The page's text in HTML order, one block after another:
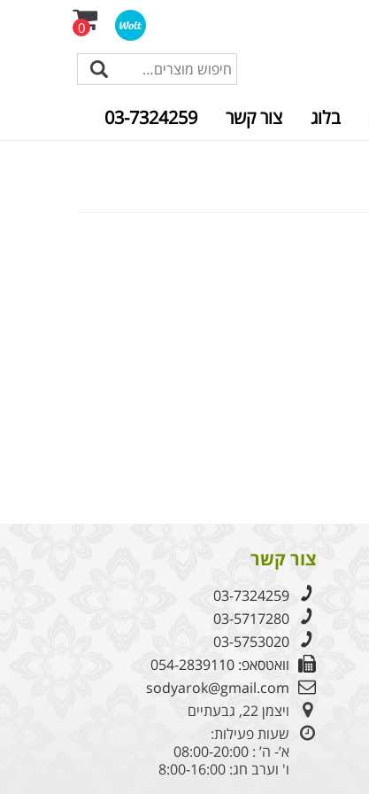
0
בלוג צור קשר 03-7324259
צור קשר
03-7324259
03-5717280
03-5753020
וואטסאפ: 054-2839110
sodyarok@gmail.com
ויצמן 22, גבעתיים
שעות פעילות:
א’- ה’ : 08:00-20:00
ו' וערב חג: 8:00-16:00